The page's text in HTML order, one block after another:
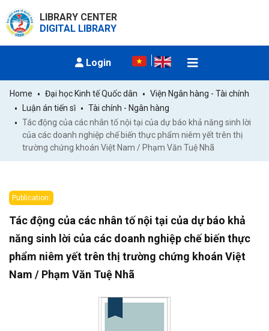
LIBRARY CENTER
DIGITAL LIBRARY
Login
Home Đại học Kinh tế Quốc dân
Viện Ngân hàng - Tài chính
Luận án tiến sĩ
Tài chính - Ngân hàng
Tác động của các nhân tố nội tại của dự báo khả năng sinh lời
của các doanh nghiệp chế biến thực phẩm niêm yết trên thị
trường chứng khoán Việt Nam / Phạm Văn Tuệ Nhã
Publication:
Tác động của các nhân tố nội tại của dự báo khả
năng sinh lời của các doanh nghiệp chế biến thực
phẩm niêm yết trên thị trường chứng khoán Việt
Nam / Phạm Văn Tuệ Nhã